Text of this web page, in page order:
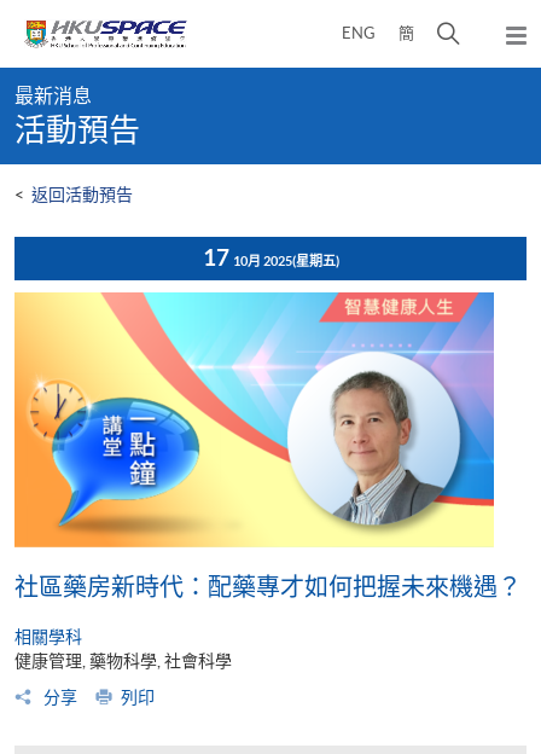
content
ENG 簡
開
彈
出
content
start
最新消息
活動預告
< 返回活動預告
17 10月 2025(星期五)
社區藥房新時代：配藥專才如何把握未來機遇？
相關學科
健康管理, 藥物科學, 社會科學
分享
列印